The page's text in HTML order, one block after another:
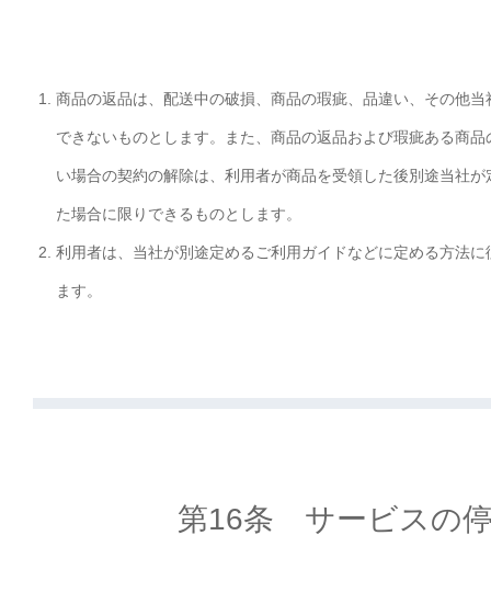
商品の返品は、配送中の破損、商品の瑕疵、品違い、その他
できないものとします。また、商品の返品および瑕疵ある商
い場合の契約の解除は、利用者が商品を受領した後別途当社
た場合に限りできるものとします。
利用者は、当社が別途定めるご利用ガイドなどに定める方法
ます。
第16条 サービスの